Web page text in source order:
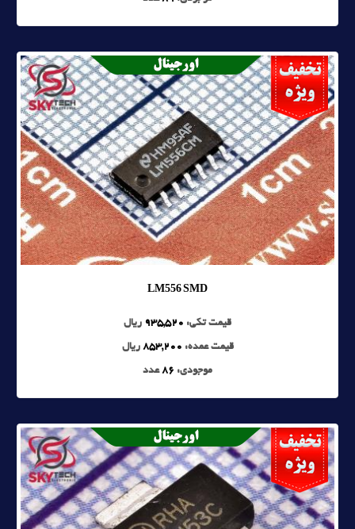
LM556 SMD
قیمت تکی: 935,520 ریال
قیمت عمده: 853,200 ریال
موجودی: 86عدد